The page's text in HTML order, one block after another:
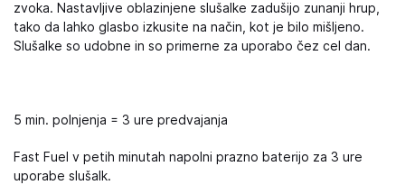
zvoka. Nastavljive oblazinjene slušalke zadušijo zunanji hrup,
tako da lahko glasbo izkusite na način, kot je bilo mišljeno.
Slušalke so udobne in so primerne za uporabo čez cel dan.
5 min. polnjenja = 3 ure predvajanja
Fast Fuel v petih minutah napolni prazno baterijo za 3 ure
uporabe slušalk.